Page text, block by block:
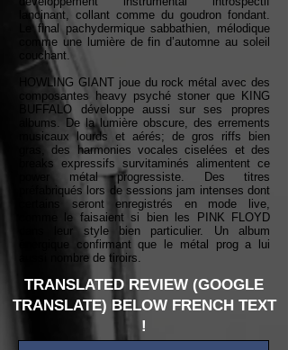
lancinant, collant comme du goudron fondant.
Le final pachydermique sabbathien, mélodique
comme une lumière de fin d’automne au soleil
couchant.
HOWLING GIANT joue du rock métal avec des
composantes heavy psyché stoner que KING
BUFFALO développe aussi sur ses propres
albums. De la lumière obscure, des errements
musicaux lourds et aérés; de gros riffs bien
gras, des harmonies vocales ciselées et des
breaks expressifs survitaminés alimentent ce
power métal progressiste. Des titres
préfabriqués lors de sessions jam intenses dont
certains seront enregistrés en mode live,
comme le faisaient si bien les PINK FLOYD
dans leur style bien particulier. Un album
énergique confirmant que le métal prog a lui
aussi nombre de tiroirs.
TRANSLATED REVIEW (GOOGLE
TRANSLATE) BELOW FRENCH TEXT
!